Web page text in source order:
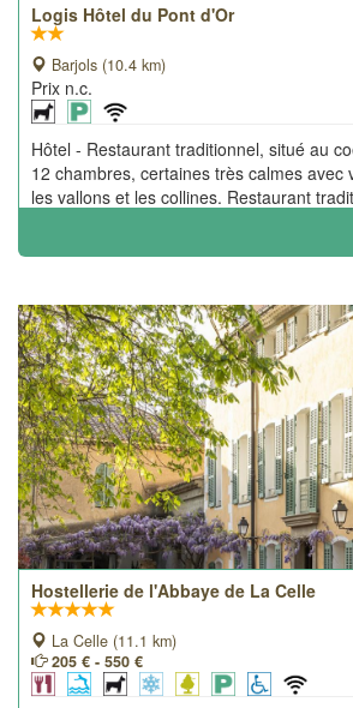
Logis Hôtel du Pont d'Or
Barjols (10.4 km)
Prix n.c.
Hôtel - Restaurant traditionnel, situé au
12 chambres, certaines très calmes avec
les vallons et les collines. Restaurant
Hostellerie de l'Abbaye de La Celle
La Celle (11.1 km)
205 € - 550 €